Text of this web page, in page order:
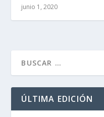
junio 1, 2020
ÚLTIMA EDICIÓN